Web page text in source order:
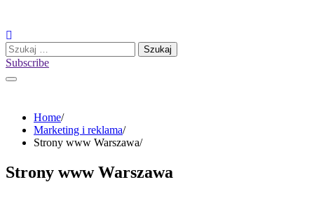
content
Szukaj:
Subscribe
Home
Marketing i reklama
Strony www Warszawa
Strony www Warszawa